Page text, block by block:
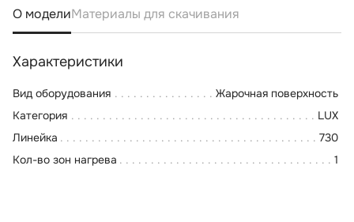
О моделиМатериалы для скачивания
Характеристики
Вид оборудования
Жарочная поверхность
Категория
LUX
Линейка
730
Кол-во зон нагрева
1